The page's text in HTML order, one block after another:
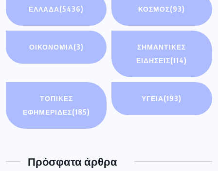
ΕΛΛΑΔΑ(5436) ΚΟΣΜΟΣ(93)
ΟΙΚΟΝΟΜΊΑ(3)
ΣΗΜΑΝΤΙΚΈΣ
ΕΙΔΉΣΕΙΣ(114)
ΤΟΠΙΚΕΣ
ΕΦΗΜΕΡΙΔΕΣ(185)
ΥΓΕΙΑ(193)
Πρόσφατα άρθρα